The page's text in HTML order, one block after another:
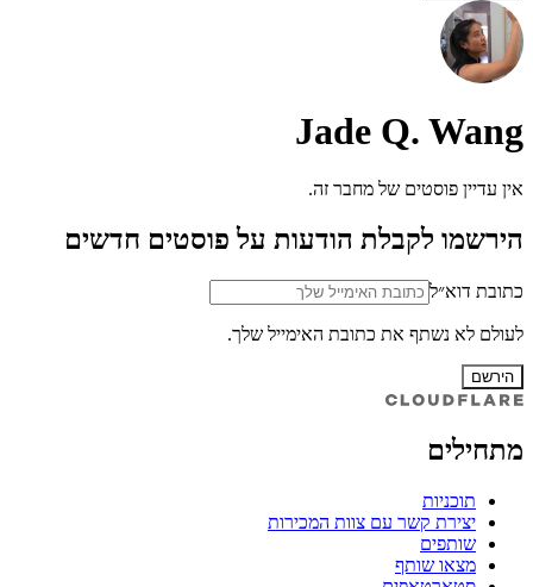
Jade Q. Wang
אין עדיין פוסטים של מחבר זה.
הירשמו לקבלת הודעות על פוסטים חדשים
כתובת דוא״ל
לעולם לא נשתף את כתובת האימייל שלך.
הירשם
מתחילים
תוכניות
יצירת קשר עם צוות המכירות
שותפים
מצאו שותף